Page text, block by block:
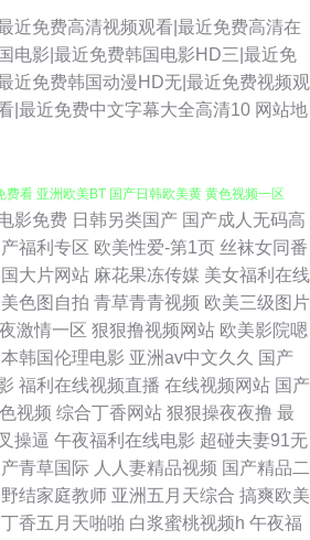
近免费高清视频观看|最近免费高清在
电影|最近免费韩国电影HD三|最近免
近免费韩国动漫HD无|最近免费视频观
|最近免费中文字幕大全高清10 网站地
频 国产情侣第一页 久久国产精品V 色婷婷久久
看 亚洲欧美BT 国产日韩欧美黄 黄色视频一区
站直播高清版 亚洲国产精品自 国产伪娘ts 日韩
网址视频 操比视频99 久久草av国产网站 重案之
莓视频精品免费下载 操操操av 九一制作视频网
码久久日韩 jk白丝后入在线观看 影音先锋狠狠
影免费 日韩另类国产 国产成人无码高
福利专区 欧美性爱-第1页 丝袜女同番
大片网站 麻花果冻传媒 美女福利在线
色图自拍 青草青青视频 欧美三级图片
激情一区 狠狠撸视频网站 欧美影院嗯
本韩国伦理电影 亚洲av中文久久 国产
福利在线视频直播 在线视频网站 国产
视频 综合丁香网站 狠狠操夜夜撸 最
操逼 午夜福利在线电影 超碰夫妻91无
青草国际 人人妻精品视频 国产精品二
结家庭教师 亚洲五月天综合 搞爽欧美
丁香五月天啪啪 白浆蜜桃视频h 午夜福